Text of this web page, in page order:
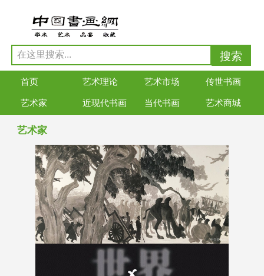
首页 艺术理论 艺术市场 传世书画
艺术家 近现代书画 当代书画 艺术商城
艺术家